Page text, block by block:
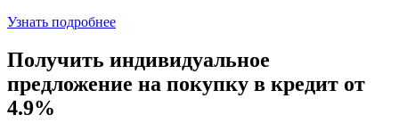
Узнать подробнее
Получить индивидуальное
предложение на покупку в кредит от
4.9%